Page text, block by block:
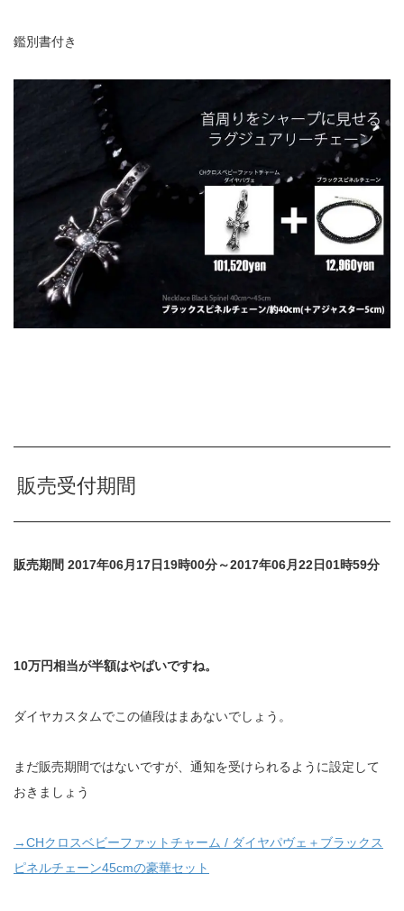
鑑別書付き
販売受付期間
販売期間 2017年06月17日19時00分～2017年06月22日01時59分
10万円相当が半額はやばいですね。
ダイヤカスタムでこの値段はまあないでしょう。
まだ販売期間ではないですが、通知を受けられるように設定して
おきましょう
→CHクロスベビーファットチャーム / ダイヤパヴェ＋ブラックス
ピネルチェーン45cmの豪華セット